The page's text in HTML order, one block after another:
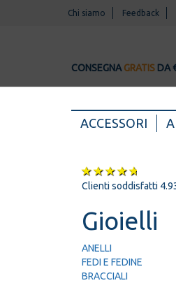
Chi siamo Feedback
CONSEGNA GRATIS DA
ACCESSORI
Clienti soddisfatti
Gioielli
ANELLI
FEDI E FEDINE
BRACCIALI